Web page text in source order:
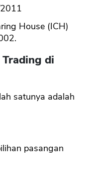
House (ICH)
di
satunya adalah
pasangan